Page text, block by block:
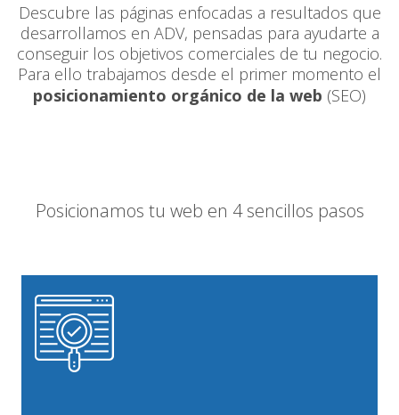
Descubre las páginas enfocadas a resultados que
desarrollamos en ADV, pensadas para ayudarte a
conseguir los objetivos comerciales de tu negocio.
Para ello trabajamos desde el primer momento el
posicionamiento orgánico de la web (SEO)
Posicionamos tu web en 4 sencillos pasos